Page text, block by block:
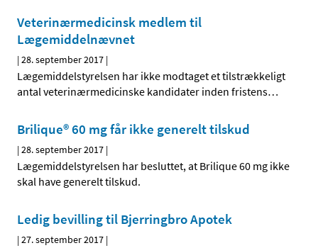
Veterinærmedicinsk medlem til
Lægemiddelnævnet
|28. september 2017 |
Lægemiddelstyrelsen har ikke modtaget et tilstrækkeligt
antal veterinærmedicinske kandidater inden fristens…
Brilique® 60 mg får ikke generelt tilskud
|28. september 2017 |
Lægemiddelstyrelsen har besluttet, at Brilique 60 mg ikke
skal have generelt tilskud.
Ledig bevilling til Bjerringbro Apotek
|27. september 2017 |